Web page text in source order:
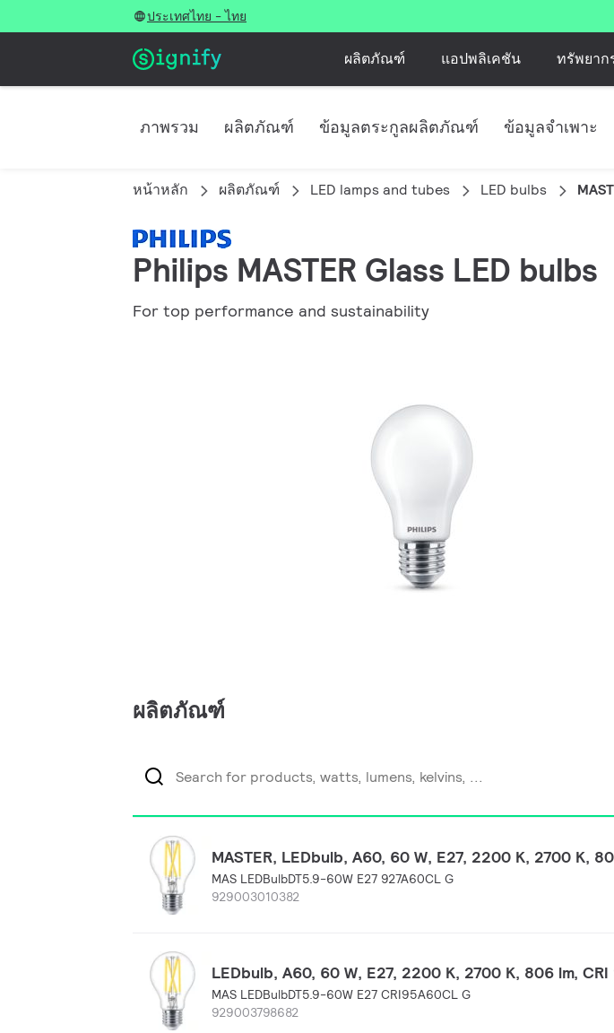
ประเทศไทย - ไทย
ผลิตภัณฑ์ แอปพลิเคชัน ทรัพยาก
ภาพรวม ผลิตภัณฑ์ ข้อมูลตระกูลผลิตภัณฑ์ ข้อมูลจำเพาะ
หน้าหลัก ผลิตภัณฑ์ LED lamps and tubes LED bulbs
Philips MASTER Glass LED bulbs
For top performance and sustainability
ผลิตภัณฑ์
MASTER, LEDbulb, A60, 60 W, E27, 2200 K, 2700 K,
MAS LEDBulbDT5.9-60W E27 927A60CL G
929003010382
LEDbulb, A60, 60 W, E27, 2200 K, 2700 K, 806 lm,
MAS LEDBulbDT5.9-60W E27 CRI95A60CL G
929003798682